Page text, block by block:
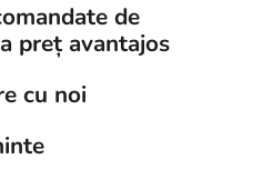
de
preț avantajos
cu noi